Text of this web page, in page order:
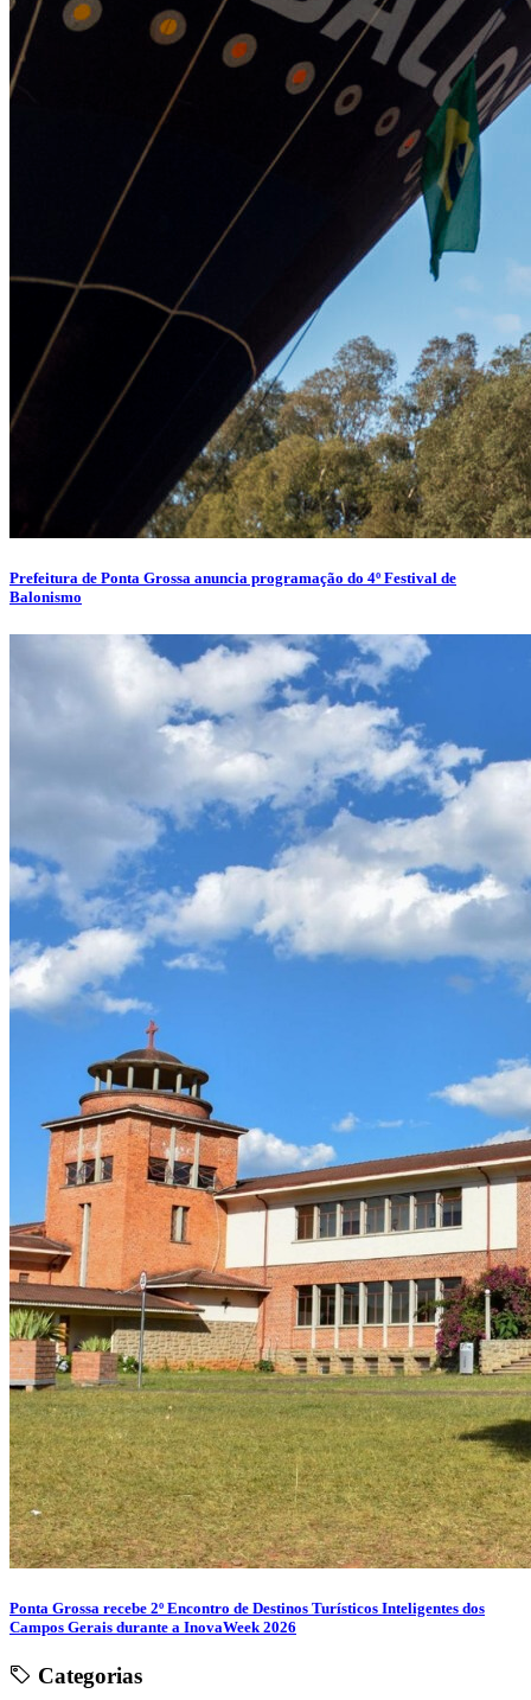
Prefeitura de Ponta Grossa anuncia programação do 4º Festival de
Balonismo
Ponta Grossa recebe 2º Encontro de Destinos Turísticos Inteligentes dos
Campos Gerais durante a InovaWeek 2026
Categorias